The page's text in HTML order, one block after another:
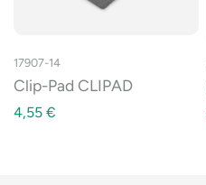
17907-14
Clip-Pad CLIPAD
4,55 €